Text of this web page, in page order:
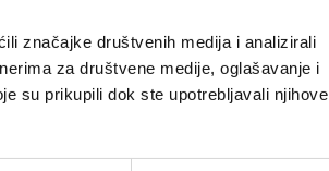
značajke društvenih medija i analizirali
za društvene medije, oglašavanje i
su prikupili dok ste upotrebljavali njihove